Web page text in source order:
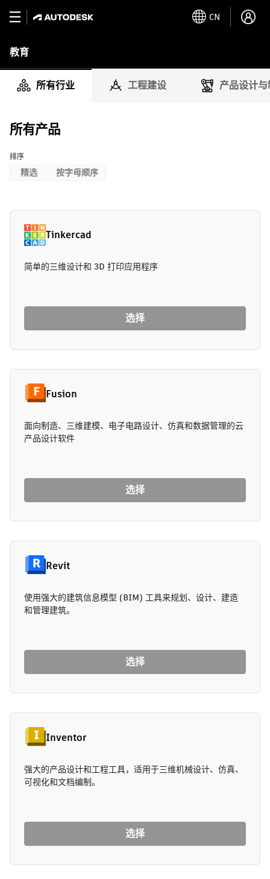
CN
教育
所有行业 工程建设 产品设计
所有产品
排序
精选 按字母顺序
Tinkercad
简单的三维设计和 3D 打印应用程序
选择
Fusion
面向制造、三维建模、电子电路设计、仿真和数据管理的云
产品设计软件
选择
Revit
使用强大的建筑信息模型 (BIM) 工具来规划、设计、建造
和管理建筑。
选择
Inventor
强大的产品设计和工程工具，适用于三维机械设计、仿真、
可视化和文档编制。
选择